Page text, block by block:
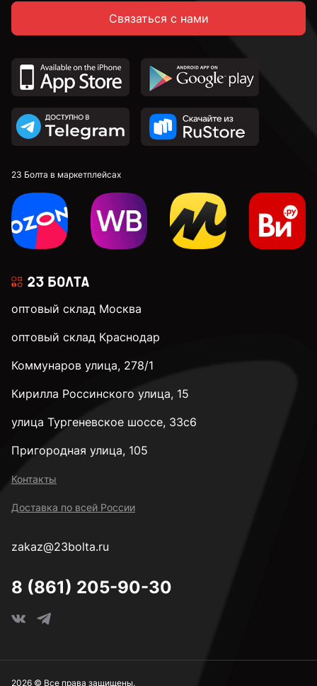
Связаться с нами
23 Болта в маркетплейсах
оптовый склад Москва
оптовый склад Краснодар
Коммунаров улица, 278/1
Кирилла Россинского улица, 15
улица Тургеневское шоссе, 33с6
Пригородная улица, 105
Контакты
Доставка по всей России
zakaz@23bolta.ru
8 (861) 205-90-30
2026 © Все права защищены.